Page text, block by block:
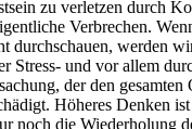
zu verletzen durch
Verbrechen.
durchschauen, werden
Stress- und vor allem
der den gesamten
Höheres Denken
noch die Wiederholung